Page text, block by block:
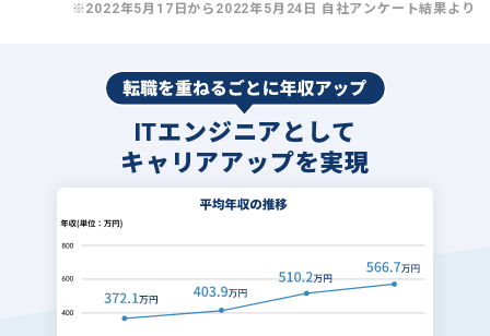
※2022年5月17日から2022年5月24日 自社アンケート結果より
ITエンジニアとして
キャリアアップを実現